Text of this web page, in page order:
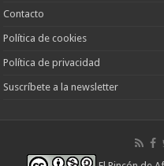
Contacto
Política de cookies
Política de privacidad
Suscríbete a la newsletter